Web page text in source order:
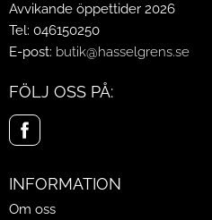
Avvikande öppettider 2026
Tel: 046150250
E-post: butik@hasselgrens.se
FÖLJ OSS PÅ:
INFORMATION
Om oss